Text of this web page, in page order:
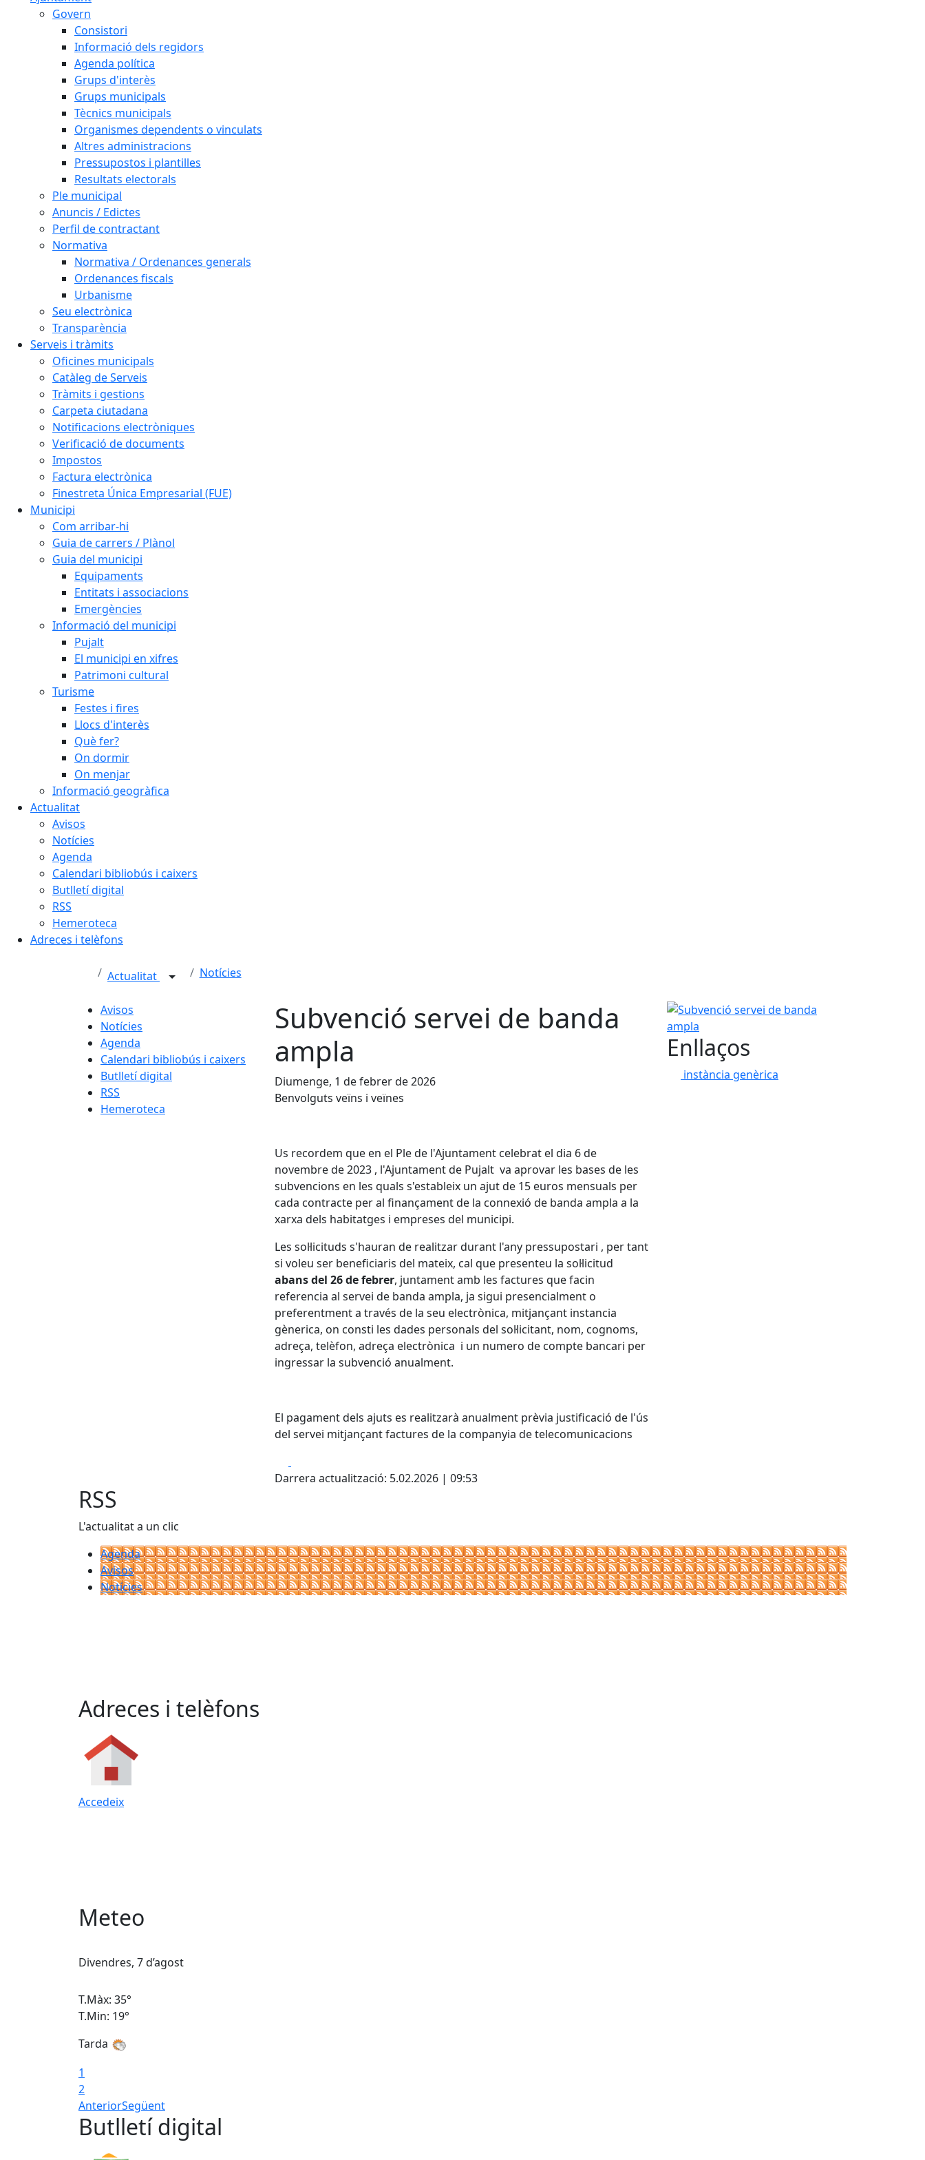
Govern
Consistori
Informació dels regidors
Agenda política
Grups d'interès
Grups municipals
Tècnics municipals
Organismes dependents o vinculats
Altres administracions
Pressupostos i plantilles
Resultats electorals
Ple municipal
Anuncis / Edictes
Perfil de contractant
Normativa
Normativa / Ordenances generals
Ordenances fiscals
Urbanisme
Seu electrònica
Transparència
Serveis i tràmits
Oficines municipals
Catàleg de Serveis
Tràmits i gestions
Carpeta ciutadana
Notificacions electròniques
Verificació de documents
Impostos
Factura electrònica
Finestreta Única Empresarial (FUE)
Municipi
Com arribar-hi
Guia de carrers / Plànol
Guia del municipi
Equipaments
Entitats i associacions
Emergències
Informació del municipi
Pujalt
El municipi en xifres
Patrimoni cultural
Turisme
Festes i fires
Llocs d'interès
Què fer?
On dormir
On menjar
Informació geogràfica
Actualitat
Avisos
Notícies
Agenda
Calendari bibliobús i caixers
Butlletí digital
RSS
Hemeroteca
Adreces i telèfons
Actualitat Notícies
Avisos
Notícies
Agenda
Calendari bibliobús i caixers
Butlletí digital
RSS
Hemeroteca
Subvenció servei de banda
ampla
Diumenge, 1 de febrer de 2026
Benvolguts veïns i veïnes
Us recordem que en el Ple de l'Ajuntament celebrat el dia 6 de
novembre de 2023 , l'Ajuntament de Pujalt va aprovar les bases de les
subvencions en les quals s'estableix un ajut de 15 euros mensuals per
cada contracte per al finançament de la connexió de banda ampla a la
xarxa dels habitatges i empreses del municipi.
Les sol·licituds s'hauran de realitzar durant l'any pressupostari , per tant
si voleu ser beneficiaris del mateix, cal que presenteu la sol·licitud
abans del 26 de febrer, juntament amb les factures que facin
referencia al servei de banda ampla, ja sigui presencialment o
preferentment a través de la seu electrònica, mitjançant instancia
gènerica, on consti les dades personals del sol·licitant, nom, cognoms,
adreça, telèfon, adreça electrònica i un numero de compte bancari per
ingressar la subvenció anualment.
El pagament dels ajuts es realitzarà anualment prèvia justificació de l'ús
del servei mitjançant factures de la companyia de telecomunicacions
Darrera actualització: 5.02.2026 | 09:53
Subvenció servei de banda ampla
Enllaços
instància genèrica
RSS
L'actualitat a un clic
Agenda
Avisos
Notícies
Adreces i telèfons
Accedeix
Meteo
Divendres, 7 d’agost
T.Màx: 35°
T.Min: 19°
Tarda
1
2
AnteriorSegüent
Butlletí digital